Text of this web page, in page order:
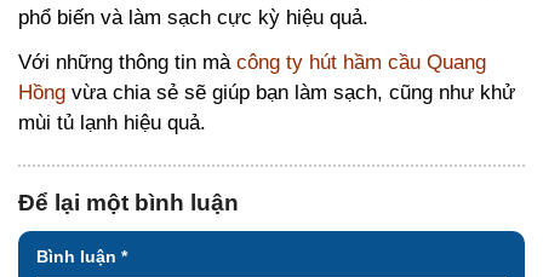
phổ biến và làm sạch cực kỳ hiệu quả.
Với những thông tin mà công ty hút hầm cầu Quang
Hồng vừa chia sẻ sẽ giúp bạn làm sạch, cũng như khử
mùi tủ lạnh hiệu quả.
Để lại một bình luận
Bình luận *